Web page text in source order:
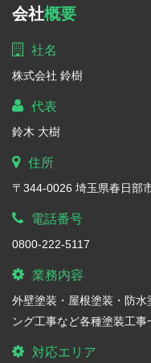
会社概要
社名
株式会社 鈴樹
代表
鈴木 大樹
住所
〒344-0026 埼玉県春日部
電話番号
0800-222-5117
業務内容
外壁塗装・屋根塗装・防
ング工事など各種塗装工事
対応エリア